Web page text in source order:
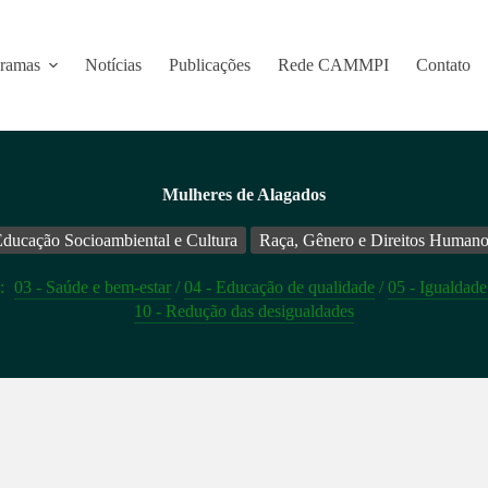
Notícias Publicações Rede CAMMPI Contato
Mulheres de Alagados
Socioambiental e Cultura Raça, Gênero e Direitos
03 - Saúde e bem-estar/04 - Educação de qualidade/05 -
10 - Redução das desigualdades